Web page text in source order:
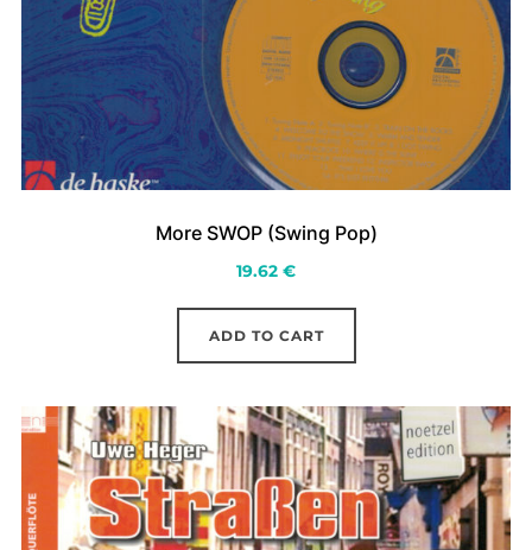
More SWOP (Swing Pop)
19.62 €
ADD TO CART